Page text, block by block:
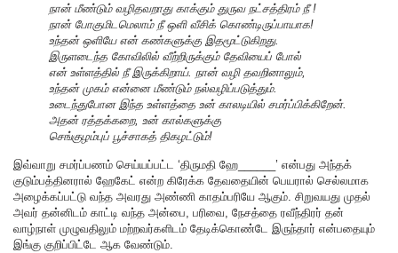
நான் மீண்டும் வழிதவறாது காக்கும் துருவ நட்சத்திரம் நீ !
நான் போகுமிடமெலாம் நீ ஒளி வீசிக் கொண்டிருப்பாயாக!
உந்தன் ஒளியே என் கண்களுக்கு இதமூட்டுகிறது.
இருளடைந்த கோவிலில் வீற்றிருக்கும் தேவியைப் போல்
என் உள்ளத்தில் நீ இருக்கிறாய். நான் வழி தவறினாலும்,
உந்தன் முகம் என்னை மீண்டும் நல்வழிப்படுத்தும்.
உடைந்துபோன இந்த உள்ளத்தை உன் காலடியில் சமர்ப்பிக்கிறேன்.
அதன் ரத்தக்கறை, உன் கால்களுக்கு
செங்குழம்புப் பூச்சாகத் திகழட்டும்!
இவ்வாறு சமர்ப்பணம் செய்யப்பட்ட ‘திருமதி ஹே______’ என்பது அந்தக்
குடும்பத்தினரால் ஹேகேட் என்ற கிரேக்க தேவதையின் பெயரால் செல்லமாக
அழைக்கப்பட்டு வந்த அவரது அண்ணி காதம்பரியே ஆகும். சிறுவயது முதல்
அவர் தன்னிடம் காட்டி வந்த அன்பை, பரிவை, நேசத்தை ரவீந்திரர் தன்
வாழ்நாள் முழுவதிலும் மற்றவர்களிடம் தேடிக்கொண்டே இருந்தார் என்பதையும்
இங்கு குறிப்பிட்டே ஆக வேண்டும்.